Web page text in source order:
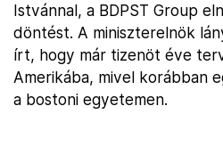
Istvánnal, a BDPST Group
döntést. A miniszterelnök
írt, hogy már tizenöt éve
Amerikába, mivel korábban
a bostoni egyetemen.